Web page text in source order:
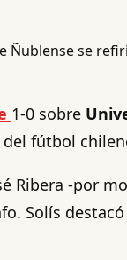
1-0 sobre
del fútbol
Ribera -por
Solís